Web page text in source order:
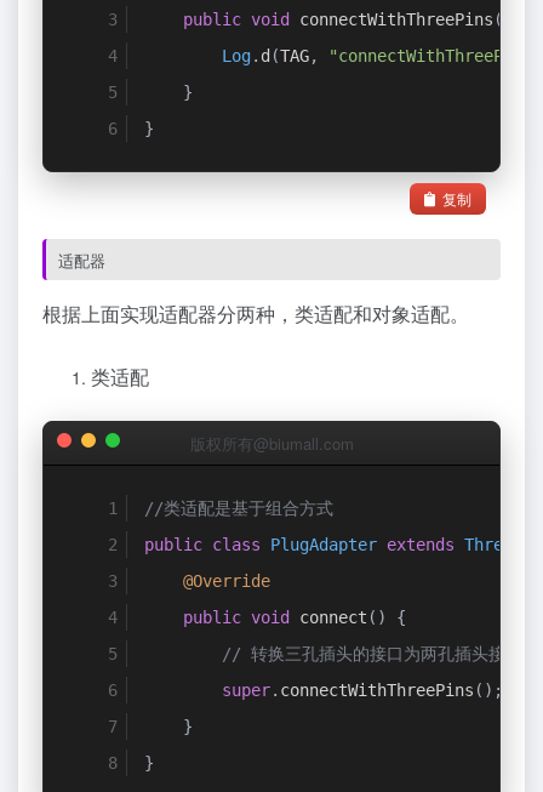
public void connectWithThreePins ()
Log. d (TAG,
}
}
复制
适配器
根据上面实现适配器分两种，类适配和对象适配。
类适配
版权所有@biumall.com
//类适配是基于组合方式
public class PlugAdapter extends
@Override
public void connect ()
{
// 转换三孔插头的接口为两孔插头接口
super. connectWithThreePins ();
}
}